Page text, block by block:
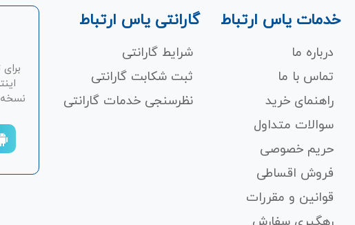
خدمات یاس ارتباط
درباره ما
تماس با ما
راهنمای خرید
سوالات متداول
حریم خصوصی
فروش اقساطی
قوانین و مقررات
گارانتی یاس ارتباط
شرایط گارانتی
ثبت شکابت‌ گارانتی
نظرسنجی خدمات گارانتی
نسخه